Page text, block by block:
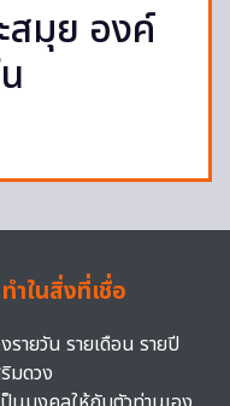
สมุย องค์
ำในสิ่งที่เชื่อ
รายวัน รายเดือน รายปี
มดวง